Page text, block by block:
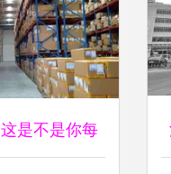
是不是你每